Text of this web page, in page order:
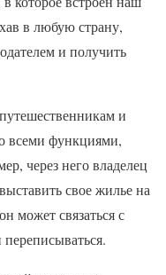
в любую страну,
и получить
и
всеми функциями,
через него владелец
свое жилье на
может связаться с